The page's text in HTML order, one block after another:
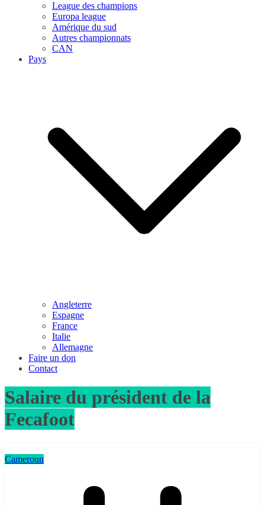
League des champions
Europa league
Amérique du sud
Autres championnats
CAN
Pays
Angleterre
Espagne
France
Italie
Allemagne
Faire un don
Contact
Salaire du président de la
Fecafoot
Cameroun